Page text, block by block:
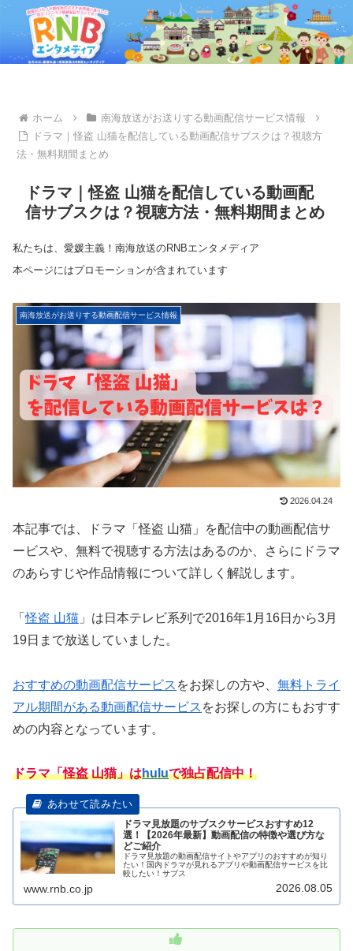
ホーム
南海放送がお送りする動画配信サービス情報
ドラマ｜怪盗 山猫を配信している動画配信サブスクは？視聴方
法・無料期間まとめ
ドラマ｜怪盗 山猫を配信している動画配
信サブスクは？視聴方法・無料期間まとめ
私たちは、愛媛主義！南海放送のRNBエンタメディア
本ページにはプロモーションが含まれています
南海放送がお送りする動画配信サービス情報
2026.04.24
本記事では、ドラマ「怪盗 山猫」を配信中の動画配信サ
ービスや、無料で視聴する方法はあるのか、さらにドラマ
のあらすじや作品情報について詳しく解説します。
「怪盗 山猫 」は日本テレビ系列で2016年1月16日から3月
19日まで放送していました。
おすすめの動画配信サービス をお探しの方や、 無料トライ
アル期間がある動画配信サービス をお探しの方にもおすす
めの内容となっています。
ドラマ「怪盗 山猫」はhuluで独占配信中！
ドラマ見放題のサブスクサービスおすすめ12
選！【2026年最新】動画配信の特徴や選び方な
どご紹介
ドラマ見放題の動画配信サイトやアプリのおすすめが知り
たい！国内ドラマが見れるアプリや動画配信サービスを比
較したい！サブス
www.rnb.co.jp 2026.08.05